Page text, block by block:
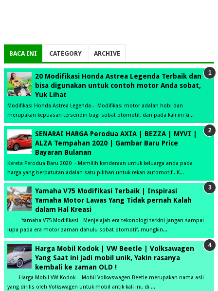
BACA INI CATEGORY ARCHIVE
20 Modifikasi Honda Astrea Legenda Terbaik dan
bisa digunakan untuk contoh motor Anda sobat,
Yuk Lihat
Modifikasi Honda Astrea Legenda - Modifikasi motor adalah hobi dan
merupakan kepuasan tersendiri bagi sobat otomotif, dan pada kali ini ki...
SENARAI HARGA Perodua AXIA | BEZZA | MYVI |
ALZA Tempahan 2020 | Gambar Baru Price
Bayaran Bulanan
Kereta Perodua Baru 2020 - Memilih kenderaan untuk keluarga anda pada
harga yang berpatutan adalah satu pilihan untuk rekan automotif . K...
Yamaha V75 Modifikasi Terbaik | Inspirasi
Yamaha Motor Lawas Yang Tidak pernah Kalah
dalam Hal Kreasi
Yamaha V75 Modifikasi - Menjelajah era tekonologi terkini jangan sampai
lupa pada era motor zaman dahulu sobat otomotif, mungkin...
Harga Mobil Kodok | VW Beetle | Volksawagen
Yang Saat ini jadi mobil unik, Yakin rasanya
kembali ke zaman OLD !
Harga Mobil VW Kodok - Mobil Volkwswagen Beetle merupakan nama asli
yang dirilis oleh Volkswagen untuk mobil antik kali ini, di ...